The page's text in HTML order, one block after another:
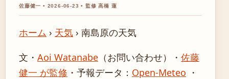
佐藤健一 • 2026-06-23 • 監修 高橋 蓮
ホーム › 天気 › 南島原の天気
文・ Aoi Watanabe （お問い合わせ） ・ 佐藤
健一 が監修 ・ 予報データ： Open-Meteo ・